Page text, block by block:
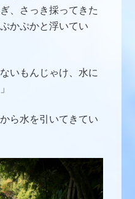
、さっき採ってきた
かぷかと浮いてい
いもんじゃけ、水に
ら水を引いてきてい